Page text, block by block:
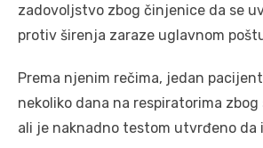
zadovoljstvo zbog činjenice da se
protiv širenja zaraze uglavnom
Prema njenim rečima, jedan pacijent
nekoliko dana na respiratorima zbog
ali je naknadno testom utvrđeno da